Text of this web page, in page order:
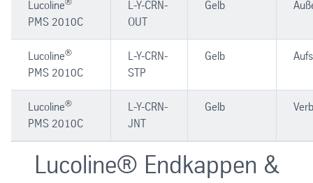
Lucoline
PMS 2010C
L-Y-CRN-
OUT
Gelb
Lucoline®
PMS 2010C
L-Y-CRN-
STP
Gelb
Lucoline®
PMS 2010C
L-Y-CRN-
JNT
Gelb
Lucoline® Endkappen &